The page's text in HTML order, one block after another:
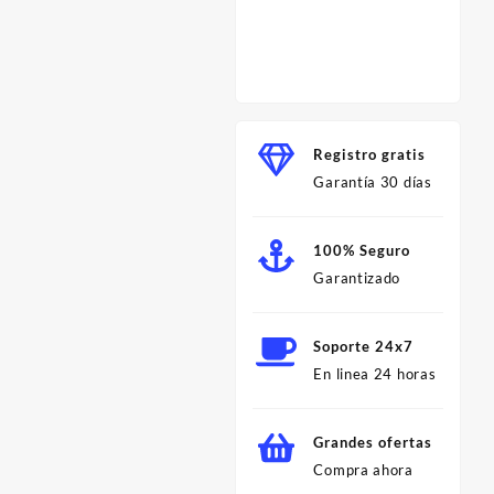
Registro gratis
Garantía 30 días
100% Seguro
Garantizado
Soporte 24x7
En linea 24 horas
Grandes ofertas
Compra ahora